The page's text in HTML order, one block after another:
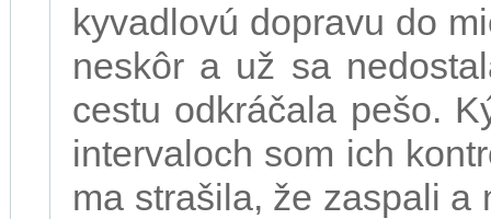
kyvadlovú dopravu do
neskôr a už sa
cestu odkráčala pešo.
intervaloch som ich
ma strašila, že zaspali a